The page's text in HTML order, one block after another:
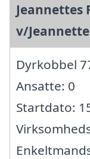
v/
Dyrkobbel
Ansatte: 0
Startdato: